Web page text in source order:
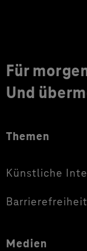
Für
Und
Themen
Künstliche
Barrierefreiheit
Medien